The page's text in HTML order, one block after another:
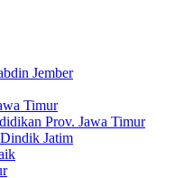
Jember
Timur
Prov. Jawa Timur
Jatim